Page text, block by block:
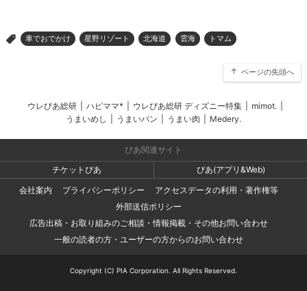
> 車でおでかけ 星野リゾート 北海道 雲海 トマム
ページの先頭へ
ウレぴあ総研 ハピママ* ウレぴあ総研 ディズニー特集 mimot.
うまいめし
うまいパン うまい肉 Medery.
ぴあ関連サイト
チケットぴあ
ぴあ(アプリ&Web)
会社案内
プライバシーポリシー
アクセスデータの利用・著作権等
外部送信ポリシー
広告出稿・お取り組みのご相談・情報掲載・その他お問い合わせ
一般の読者の方・ユーザーの方からのお問い合わせ
Copyright (C) PIA Corporation. All Rights Reserved.